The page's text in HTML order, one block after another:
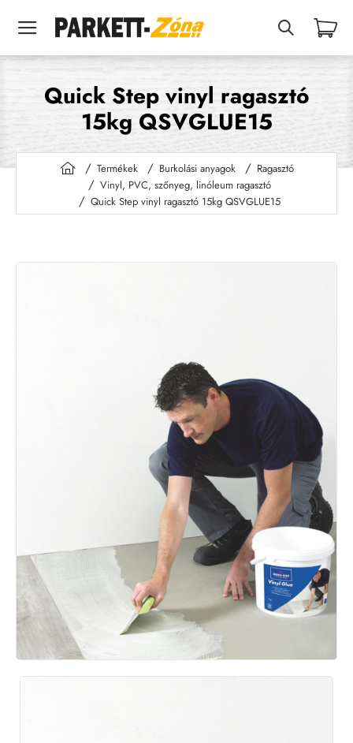
Quick Step vinyl ragasztó
15kg QSVGLUE15
h
Termékek Burkolási anyagok
Ragasztó
Vinyl, PVC, szőnyeg, linóleum ragasztó
Quick Step vinyl ragasztó 15kg QSVGLUE15